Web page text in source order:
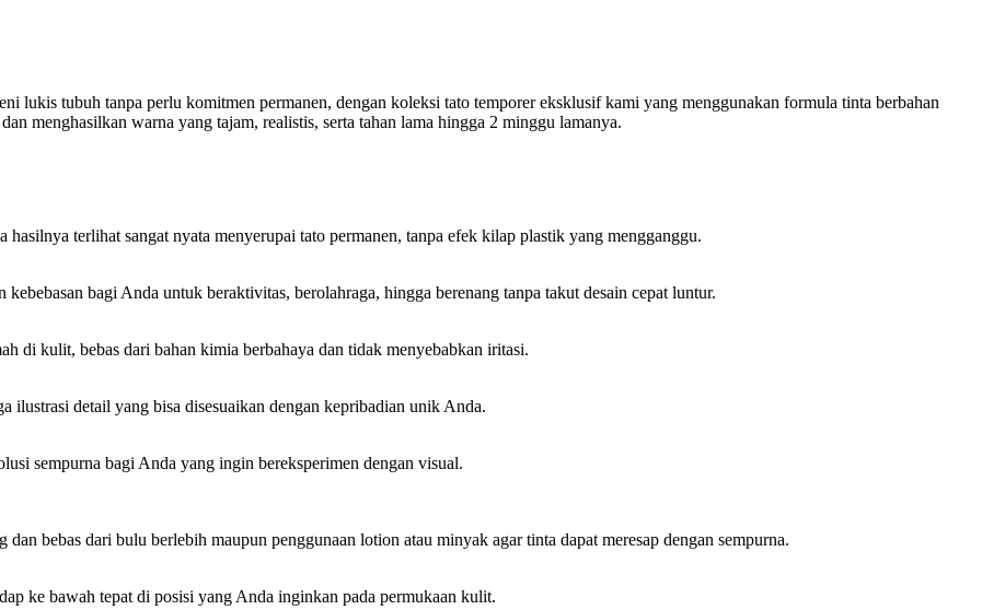
lukis tubuh tanpa perlu komitmen permanen, dengan koleksi tato temporer eksklusif kami yang menggunakan formula tinta berbahan
menghasilkan warna yang tajam, realistis, serta tahan lama hingga 2 minggu lamanya.
terlihat sangat nyata menyerupai tato permanen, tanpa efek kilap plastik yang mengganggu.
bagi Anda untuk beraktivitas, berolahraga, hingga berenang tanpa takut desain cepat luntur.
di kulit, bebas dari bahan kimia berbahaya dan tidak menyebabkan iritasi.
ilustrasi detail yang bisa disesuaikan dengan kepribadian unik Anda.
sempurna bagi Anda yang ingin bereksperimen dengan visual.
bebas dari bulu berlebih maupun penggunaan lotion atau minyak agar tinta dapat meresap dengan sempurna.
ke bawah tepat di posisi yang Anda inginkan pada permukaan kulit.